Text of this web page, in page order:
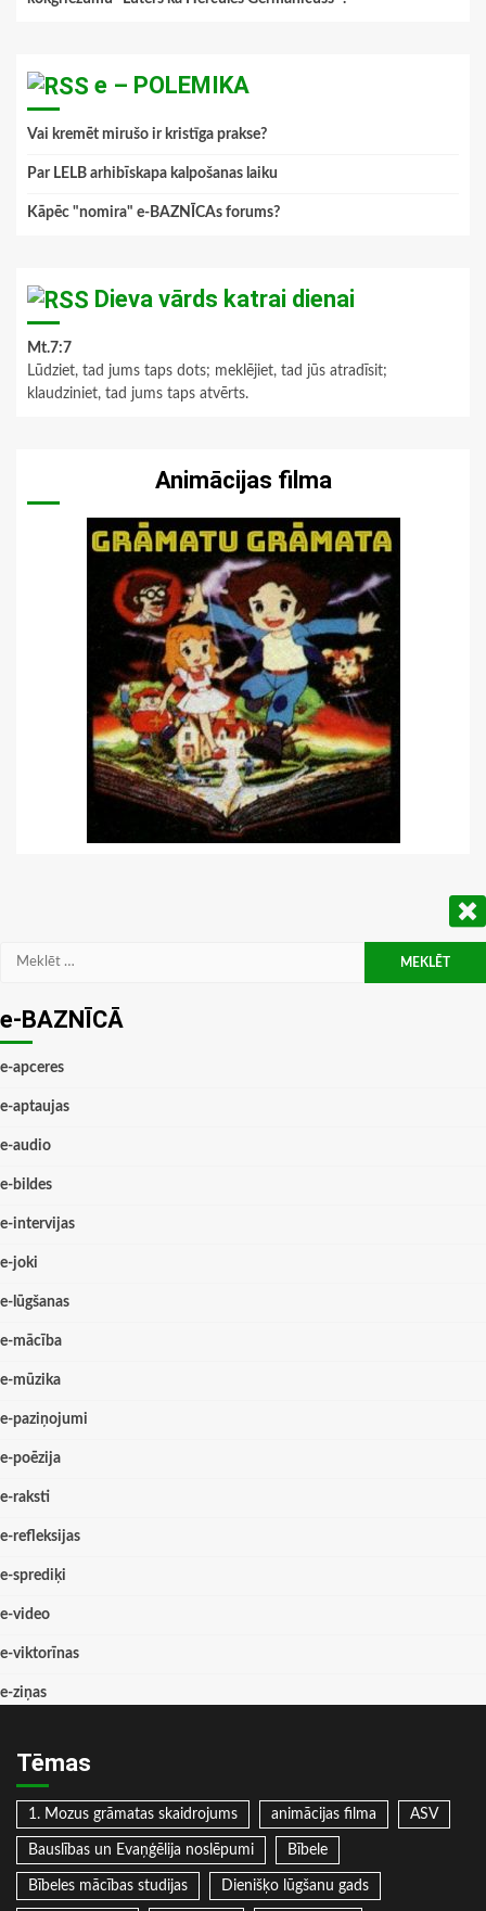
e – POLEMIKA
Vai kremēt mirušo ir kristīga prakse?
Par LELB arhibīskapa kalpošanas laiku
Kāpēc "nomira" e-BAZNĪCAs forums?
Dieva vārds katrai dienai
Mt.7:7
Lūdziet, tad jums taps dots; meklējiet, tad jūs atradīsit;
klaudziniet, tad jums taps atvērts.
Animācijas filma
Meklēt:
e-BAZNĪCĀ
e-apceres
e-aptaujas
e-audio
e-bildes
e-intervijas
e-joki
e-lūgšanas
e-mācība
e-mūzika
e-paziņojumi
e-poēzija
e-raksti
e-refleksijas
e-sprediķi
e-video
e-viktorīnas
e-ziņas
Tēmas
1. Mozus grāmatas skaidrojums animācijas filma ASV
Bauslības un Evaņģēlija noslēpumi Bībele
Bībeles mācības studijas Dienišķo lūgšanu gads